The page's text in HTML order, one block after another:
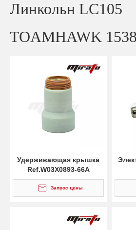
Линкольн LC105
TOAMHAWK 1538
Удерживающая крышка
Ref.W03X0893-66A
Запрос цены